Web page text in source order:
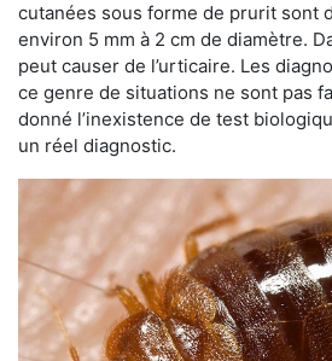
cutanées sous forme de prurit sont
environ 5 mm à 2 cm de diamètre.
peut causer de l’urticaire. Les
ce genre de situations ne sont pas
donné l’inexistence de test
un réel diagnostic.